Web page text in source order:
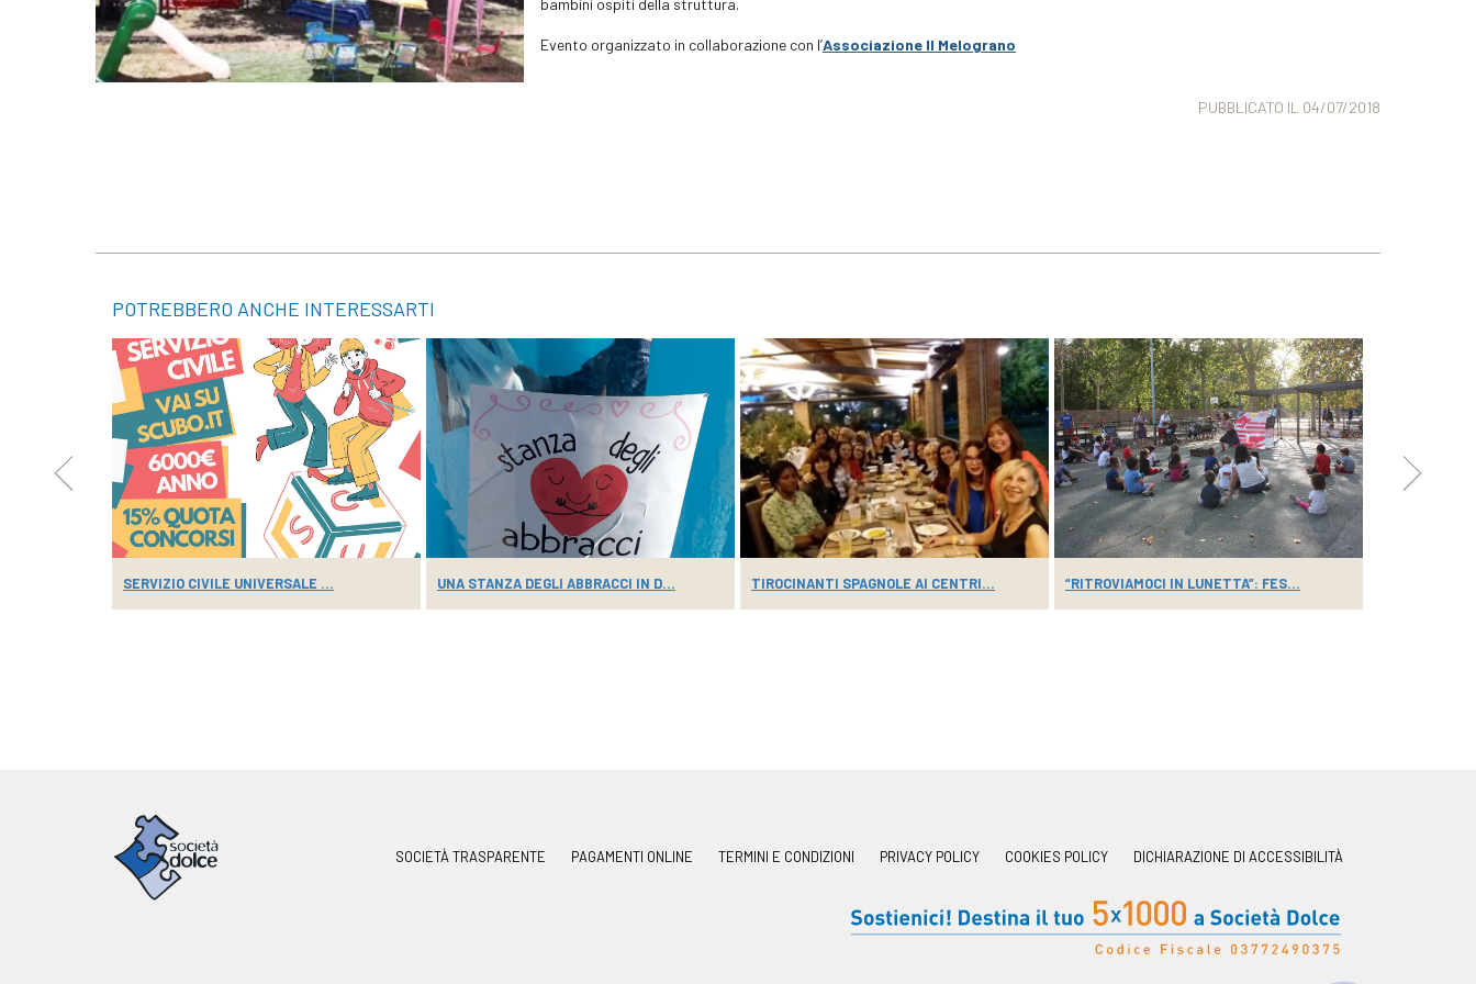
Evento organizzato in collaborazione con l’Associazione Il Melograno
PUBBLICATO IL 04/07/2018
POTREBBERO ANCHE INTERESSARTI
SERVIZIO CIVILE UNIVERSALE ... UNA STANZA DEGLI ABBRACCI IN D... TIROCINANTI SPAGNOLE AI CENTRI... “RITROVIAMOCI IN LUNETTA”: FES...
SOCIETÀ TRASPARENTE PAGAMENTI ONLINE TERMINI E CONDIZIONI PRIVACY POLICY COOKIES POLICY DICHIARAZIONE DI ACCESSIBILITÀ